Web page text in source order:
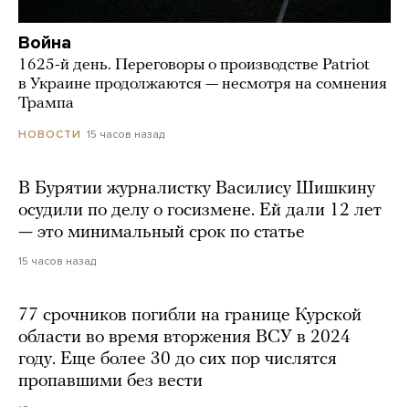
Война
1625-й день. Переговоры о производстве Patriot
в Украине продолжаются — несмотря на сомнения
Трампа
НОВОСТИ 15 часов назад
В Бурятии журналистку Василису Шишкину
осудили по делу о госизмене. Ей дали 12 лет
— это минимальный срок по статье
15 часов назад
77 срочников погибли на границе Курской
области во время вторжения ВСУ в 2024
году. Еще более 30 до сих пор числятся
пропавшими без вести